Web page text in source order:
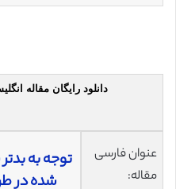
دانلود رایگان مقاله
عنوان فارسی
مقاله:
توجه به
شده در